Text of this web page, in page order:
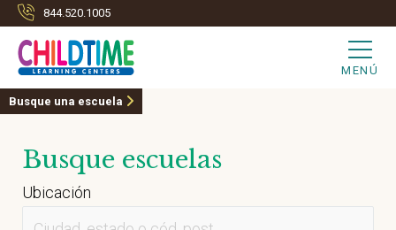
844.520.1005
MENÚ
Busque una escuela
Busque escuelas
Ubicación